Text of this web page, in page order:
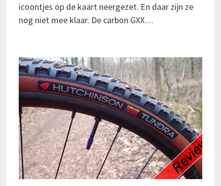
icoontjes op de kaart neergezet. En daar zijn ze
nog niet mee klaar. De carbon GXX…